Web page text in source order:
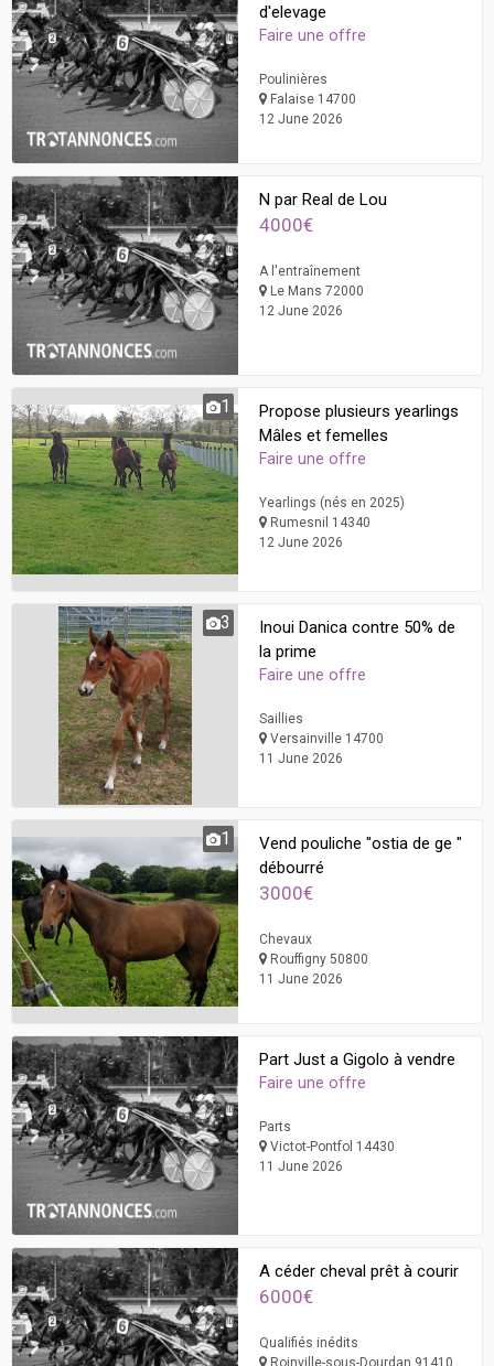
d'elevage
Faire une offre
Poulinières
Falaise 14700
12 June 2026
N par Real de Lou
4000€
A l'entraînement
Le Mans 72000
12 June 2026
1
Propose plusieurs yearlings
Mâles et femelles
Faire une offre
Yearlings (nés en 2025)
Rumesnil 14340
12 June 2026
3
Inoui Danica contre 50% de
la prime
Faire une offre
Saillies
Versainville 14700
11 June 2026
1
Vend pouliche "ostia de ge "
débourré
3000€
Chevaux
Rouffigny 50800
11 June 2026
Part Just a Gigolo à vendre
Faire une offre
Parts
Victot-Pontfol 14430
11 June 2026
A céder cheval prêt à courir
6000€
Qualifiés inédits
Roinville-sous-Dourdan 91410